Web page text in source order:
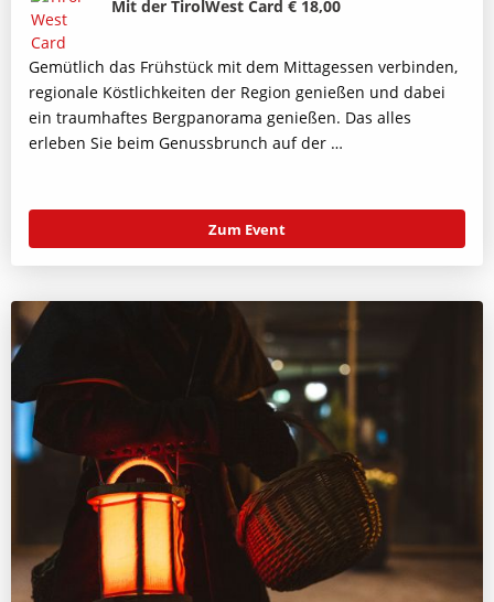
Mit der TirolWest Card € 18,00
Gemütlich das Frühstück mit dem Mittagessen verbinden,
regionale Köstlichkeiten der Region genießen und dabei
ein traumhaftes Bergpanorama genießen. Das alles
erleben Sie beim Genussbrunch auf der …
Zum Event